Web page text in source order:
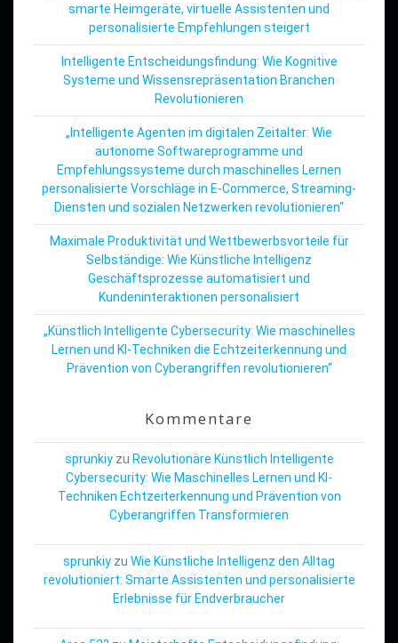
smarte Heimgeräte, virtuelle Assistenten und
personalisierte Empfehlungen steigert
Intelligente Entscheidungsfindung: Wie Kognitive
Systeme und Wissensrepräsentation Branchen
Revolutionieren
„Intelligente Agenten im digitalen Zeitalter: Wie
autonome Softwareprogramme und
Empfehlungssysteme durch maschinelles Lernen
personalisierte Vorschläge in E-Commerce, Streaming-
Diensten und sozialen Netzwerken revolutionieren“
Maximale Produktivität und Wettbewerbsvorteile für
Selbständige: Wie Künstliche Intelligenz
Geschäftsprozesse automatisiert und
Kundeninteraktionen personalisiert
„Künstlich Intelligente Cybersecurity: Wie maschinelles
Lernen und KI-Techniken die Echtzeiterkennung und
Prävention von Cyberangriffen revolutionieren“
Kommentare
sprunkiyzu Revolutionäre Künstlich Intelligente
Cybersecurity: Wie Maschinelles Lernen und KI-
Techniken Echtzeiterkennung und Prävention von
Cyberangriffen Transformieren
sprunkiy zu Wie Künstliche Intelligenz den Alltag
revolutioniert: Smarte Assistenten und personalisierte
Erlebnisse für Endverbraucher